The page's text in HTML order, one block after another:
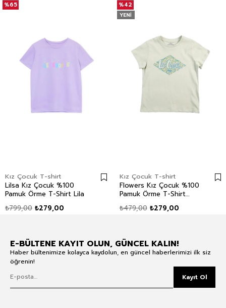
Kız Çocuk T-shirt
Lilsa Kız Çocuk %100
Pamuk Örme T-Shirt Lila
₺279,00
₺799,00
%65
Kız Çocuk T-shirt
Flowers Kız Çocuk %100
Pamuk Örme T-Shirt
₺279,00
₺479,00
%42
YENI
E-BÜLTENE KAYIT OLUN, GÜNCEL KALIN!
Haber bültenimize kolayca kaydolun, en güncel haberlerimizi ilk siz
öğrenin!
Kayıt Ol